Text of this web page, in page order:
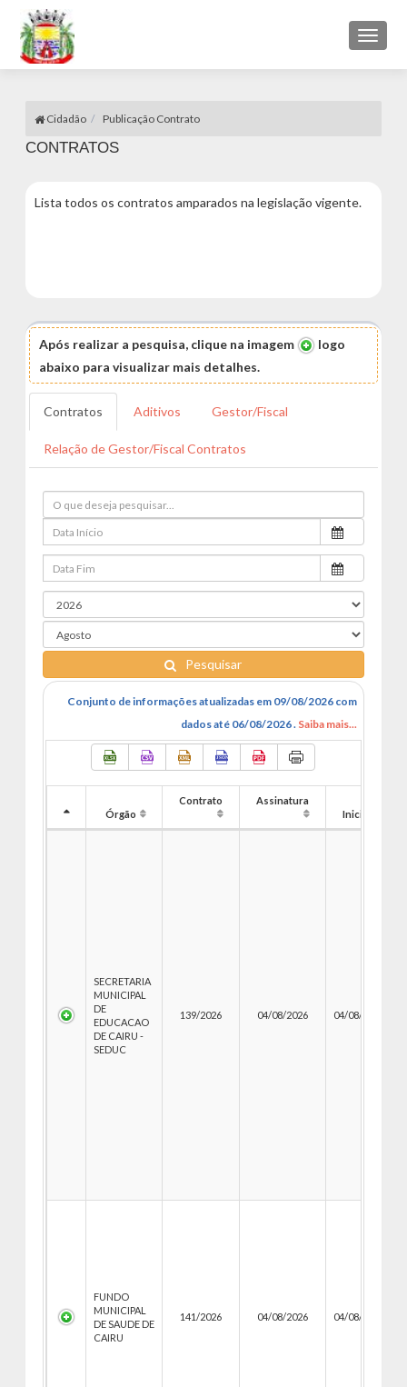
Toggle
Cidadão Publicação Contrato
CONTRATOS
Lista todos os contratos amparados na legislação vigente.
Após realizar a pesquisa, clique na imagem
logo
abaixo para visualizar mais detalhes.
Contratos Aditivos Gestor/Fiscal
Relação de Gestor/Fiscal Contratos
Pesquisar
Conjunto de informações atualizadas em 09/08/2026 com
dados até 06/08/2026 . Saiba mais...
Órgão
Contrato
Assinatura
Inicio
SECRETARIA
MUNICIPAL
DE
EDUCACAO
DE CAIRU -
SEDUC
139/2026 04/08/2026 04/08/2026
FUNDO
MUNICIPAL
DE SAUDE DE
CAIRU
141/2026 04/08/2026 04/08/2026